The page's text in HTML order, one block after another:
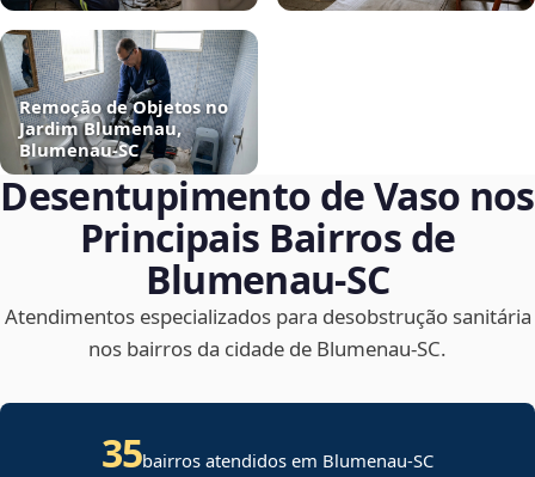
Remoção de Objetos no
Jardim Blumenau,
Blumenau‑SC
Desentupimento de Vaso nos
Principais Bairros de
Blumenau‑SC
Atendimentos especializados para desobstrução sanitária
nos bairros da cidade de Blumenau‑SC.
35bairros atendidos em Blumenau-SC